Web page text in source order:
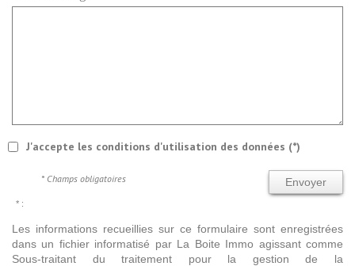
J'accepte les conditions d'utilisation des données (*)
Envoyer
* Champs obligatoires
* :
Les informations recueillies sur ce formulaire sont enregistrées
dans un fichier informatisé par La Boite Immo agissant comme
Sous-traitant du traitement pour la gestion de la